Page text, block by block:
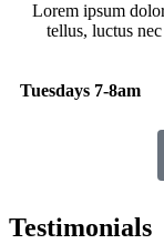
Lorem ipsum
tellus, luctus
Tuesdays 7-8am
Testimonials